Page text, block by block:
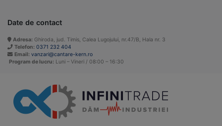
Date de contact
Adresa: Ghiroda, jud. Timis, Calea Lugojului, nr.47/B, Hala nr. 3
Telefon: 0371 232 404
Email: vanzari@cantare-kern.ro
Program de lucru: Luni – Vineri / 08:00 – 16:30